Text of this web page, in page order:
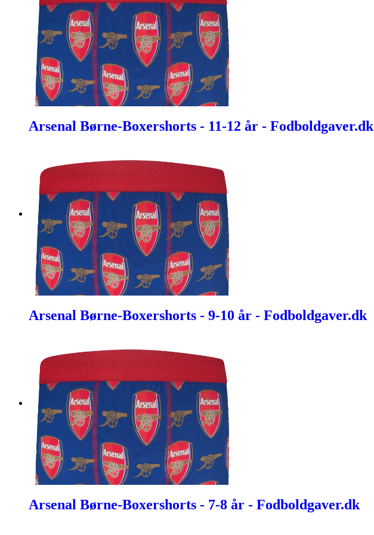
Arsenal Børne-Boxershorts - 11-12 år - Fodboldgaver.dk
Arsenal Børne-Boxershorts - 9-10 år - Fodboldgaver.dk
Arsenal Børne-Boxershorts - 7-8 år - Fodboldgaver.dk